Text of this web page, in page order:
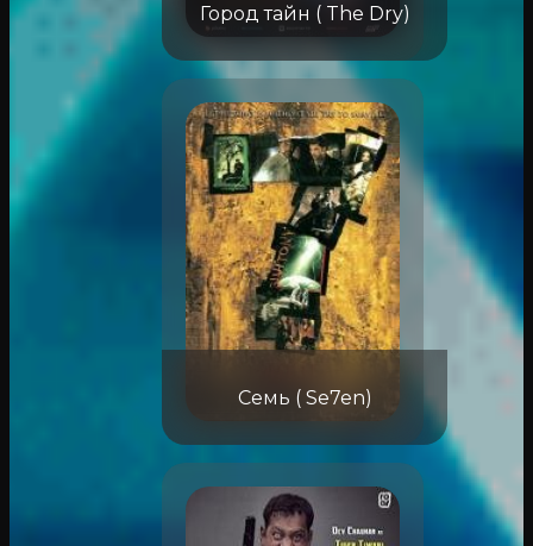
Город тайн ( The Dry)
Семь ( Se7en)